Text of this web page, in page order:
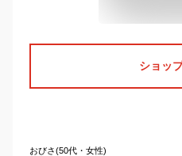
ショッ
おびさ(50代・女性)